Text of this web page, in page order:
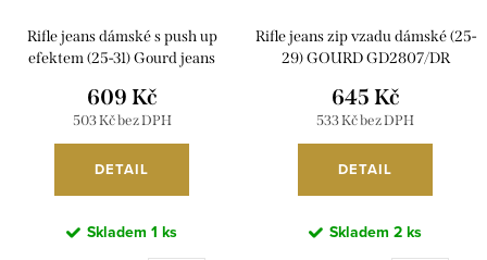
Rifle jeans dámské s push up
efektem (25-31) Gourd jeans
503 Kč bez DPH
609 Kč
DETAIL
Skladem 1 ks
Rifle jeans zip vzadu dámské (25-
29) GOURD GD2807/DR
533 Kč bez DPH
645 Kč
DETAIL
Skladem 2 ks